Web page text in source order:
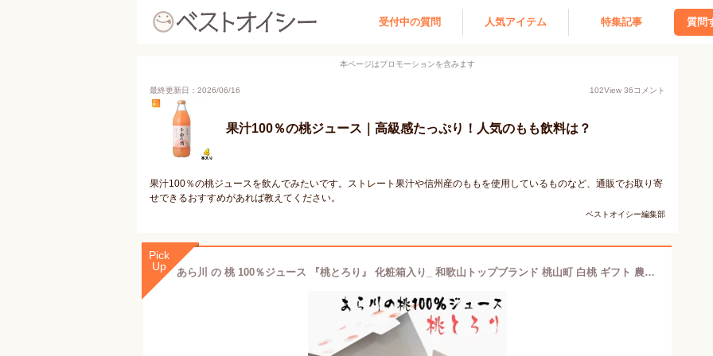
受付中の質問 人気アイテム 特集記事 質問
本ページはプロモーションを含みます
最終更新日：2026/06/16 102View 36コメント
果汁100％の桃ジュース｜高級感たっぷり！人気のもも飲料は？
果汁100％の桃ジュースを飲んでみたいです。ストレート果汁や信州産のももを使用しているものなど、通販でお取り寄
せできるおすすめがあれば教えてください。
ベストオイシー編集部
Pick
Up
あら川 の 桃 100％ジュース 『桃とろり』 化粧箱入り_ 和歌山トップブランド 桃山町 白桃 ギフト 農家直送 産地直送 人気 美味しい ジュース 和歌山県 送料無料